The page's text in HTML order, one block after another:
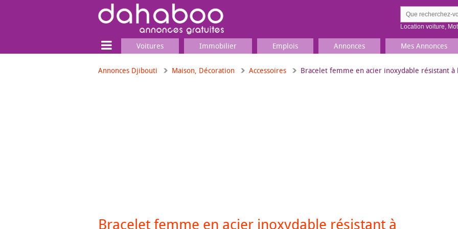
Location voiture,
Voitures Immobilier Emplois Annonces Mes Annonces
Annonces Djibouti Maison, Décoration Accessoires Bracelet femme en acier inoxydable résistant à
Bracelet femme en acier inoxydable résistant à